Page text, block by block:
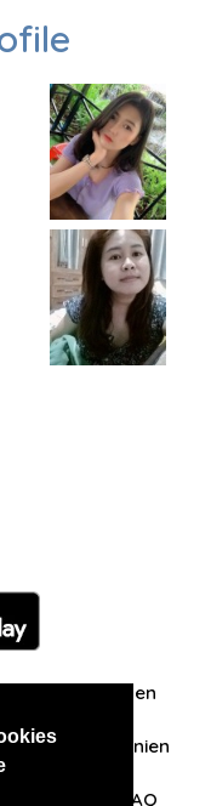
Erfahrungen
FAQ